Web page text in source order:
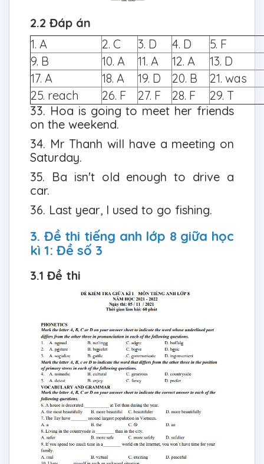
2.2 Đáp án
1. A
2. C 3. D 4. D
5. F
9. B
10. A 11. A 12. A
13. D
17. A
18. A 19. D 20. B
21. was
25. reach
26. F 27. F 28. F
29. T
33. Hoa is going to meet her friends
on the weekend.
34. Mr Thanh will have a meeting on
Saturday.
35. Ba isn't old enough to drive a
car.
36. Last year, I used to go fishing.
3. Đề thi tiếng anh lớp 8 giữa học
kì 1: Đề số 3
3.1 Đề thi